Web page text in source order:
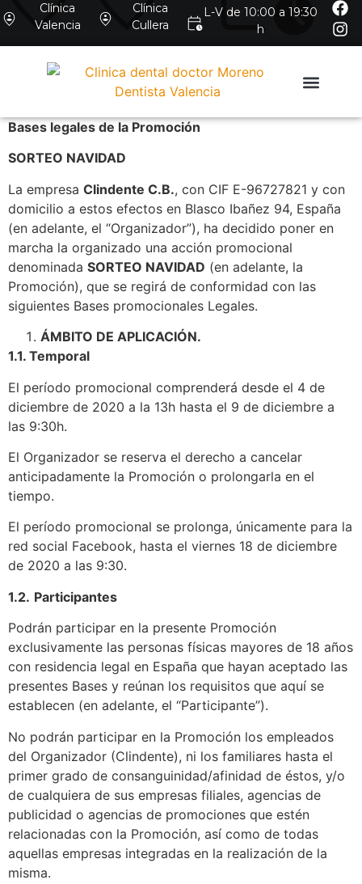
Clínica
Valencia
Clínica
Cullera
L-V de 10:00 a 19:30
h
Bases legales de la Promoción
SORTEO NAVIDAD
La empresa Clindente C.B., con CIF E-96727821 y con
domicilio a estos efectos en Blasco Ibañez 94, España
(en adelante, el “Organizador”), ha decidido poner en
marcha la organizado una acción promocional
denominada SORTEO NAVIDAD (en adelante, la
Promoción), que se regirá de conformidad con las
siguientes Bases promocionales Legales.
ÁMBITO DE APLICACIÓN.
1.1. Temporal
El período promocional comprenderá desde el 4 de
diciembre de 2020 a la 13h hasta el 9 de diciembre a
las 9:30h.
El Organizador se reserva el derecho a cancelar
anticipadamente la Promoción o prolongarla en el
tiempo.
El período promocional se prolonga, únicamente para la
red social Facebook, hasta el viernes 18 de diciembre
de 2020 a las 9:30.
1.2. Participantes
Podrán participar en la presente Promoción
exclusivamente las personas físicas mayores de 18 años
con residencia legal en España que hayan aceptado las
presentes Bases y reúnan los requisitos que aquí se
establecen (en adelante, el “Participante”).
No podrán participar en la Promoción los empleados
del Organizador (Clindente), ni los familiares hasta el
primer grado de consanguinidad/afinidad de éstos, y/o
de cualquiera de sus empresas filiales, agencias de
publicidad o agencias de promociones que estén
relacionadas con la Promoción, así como de todas
aquellas empresas integradas en la realización de la
misma.